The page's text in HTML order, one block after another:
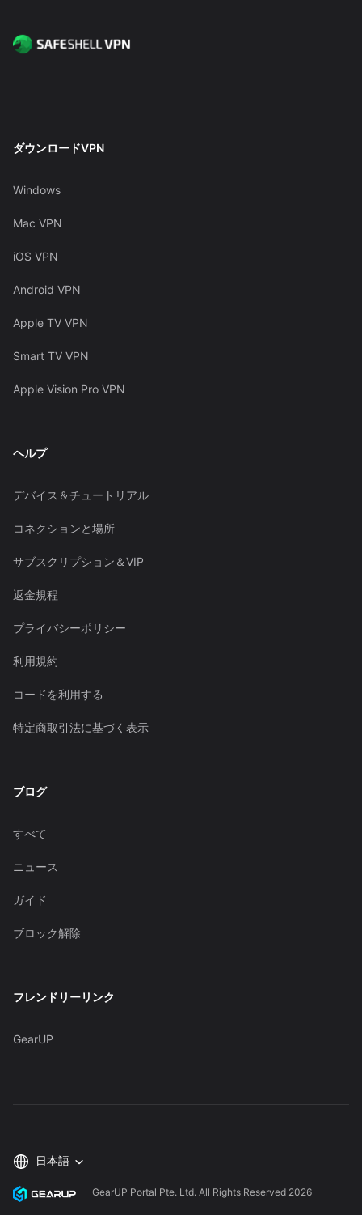
ダウンロードVPN
Windows
Mac VPN
iOS VPN
Android VPN
Apple TV VPN
Smart TV VPN
Apple Vision Pro VPN
ヘルプ
デバイス＆チュートリアル
コネクションと場所
サブスクリプション＆VIP
返金規程
プライバシーポリシー
利用規約
コードを利用する
特定商取引法に基づく表示
ブログ
すべて
ニュース
ガイド
ブロック解除
フレンドリーリンク
GearUP
GearUP Portal Pte. Ltd. All Rights Reserved 2026
日本語